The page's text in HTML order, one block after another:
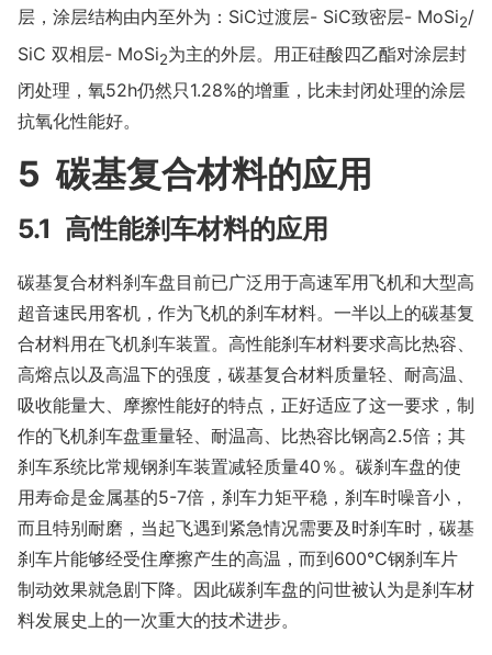
层，涂层结构由内至外为：SiC过渡层- SiC致密层- MoSi2/
SiC 双相层- MoSi2为主的外层。用正硅酸四乙酯对涂层封
闭处理，氧52h仍然只1.28%的增重，比未封闭处理的涂层
抗氧化性能好。
5 碳基复合材料的应用
5.1 高性能刹车材料的应用
碳基复合材料刹车盘目前已广泛用于高速军用飞机和大型高
超音速民用客机，作为飞机的刹车材料。一半以上的碳基复
合材料用在飞机刹车装置。高性能刹车材料要求高比热容、
高熔点以及高温下的强度，碳基复合材料质量轻、耐高温、
吸收能量大、摩擦性能好的特点，正好适应了这一要求，制
作的飞机刹车盘重量轻、耐温高、比热容比钢高2.5倍；其
刹车系统比常规钢刹车装置减轻质量40％。碳刹车盘的使
用寿命是金属基的5-7倍，刹车力矩平稳，刹车时噪音小，
而且特别耐磨，当起飞遇到紧急情况需要及时刹车时，碳基
刹车片能够经受住摩擦产生的高温，而到600℃钢刹车片
制动效果就急剧下降。因此碳刹车盘的问世被认为是刹车材
料发展史上的一次重大的技术进步。